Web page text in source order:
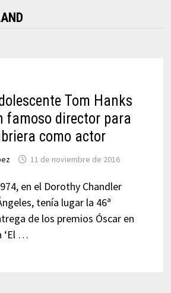
Tom Hanks
famoso director para
como actor
11 de noviembre de 2016
en el Dorothy Chandler
tenía lugar la 46ª
de los premios Óscar en
‘El …